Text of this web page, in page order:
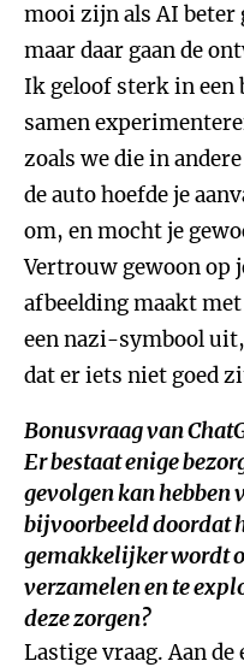
mooi zijn als AI beter
maar daar gaan de
Ik geloof sterk in
samen
zoals we die in
de auto hoefde je
om, en mocht je
Vertrouw gewoon op
afbeelding maakt met
een nazi-symbool
dat er iets niet goed
Bonusvraag van
Er bestaat enige
gevolgen kan hebben
bijvoorbeeld doordat
gemakkelijker wordt
verzamelen en te
deze zorgen?
Lastige vraag. Aan